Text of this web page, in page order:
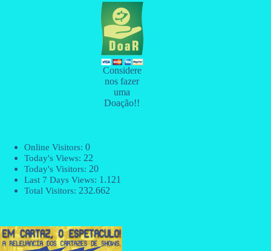
Considere
nos fazer
uma
Doação!!
Online Visitors: 0
Today's Views: 22
Today's Visitors: 20
Last 7 Days Views: 1.121
Total Visitors: 232.662